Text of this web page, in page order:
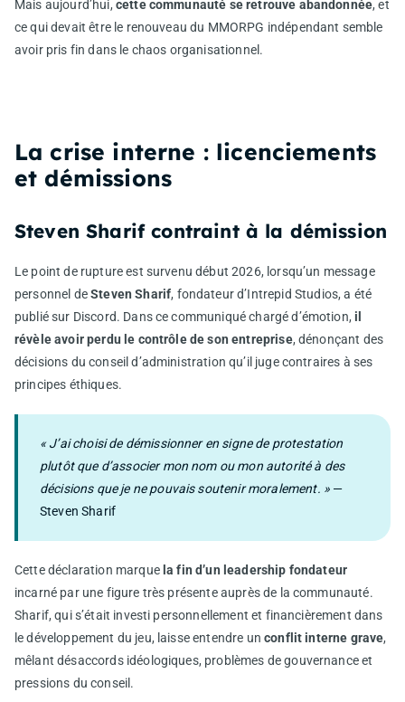
Mais aujourd’hui, cette communauté se retrouve abandonnée, et
ce qui devait être le renouveau du MMORPG indépendant semble
avoir pris fin dans le chaos organisationnel.
La crise interne : licenciements
et démissions
Steven Sharif contraint à la démission
Le point de rupture est survenu début 2026, lorsqu’un message
personnel deSteven Sharif, fondateur d’Intrepid Studios, a été
publié sur Discord. Dans ce communiqué chargé d’émotion,il
révèle avoir perdu le contrôle de son entreprise, dénonçant des
décisions du conseil d’administration qu’il juge contraires à ses
principes éthiques.
« J’ai choisi de démissionner en signe de protestation
plutôt que d’associer mon nom ou mon autorité à des
décisions que je ne pouvais soutenir moralement. » —
Steven Sharif
Cette déclaration marque la fin d’un leadership fondateur
incarné par une figure très présente auprès de la communauté.
Sharif, qui s’était investi personnellement et financièrement dans
le développement du jeu, laisse entendre unconflit interne grave,
mêlant désaccords idéologiques, problèmes de gouvernance et
pressions du conseil.